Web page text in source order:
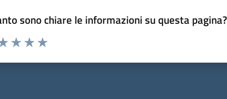
sono chiare le informazioni su questa pagina?
1 a 5 stelle la pagina